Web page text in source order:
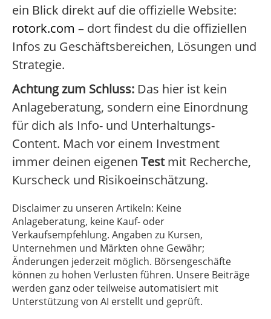
ein Blick direkt auf die offizielle Website:
rotork.com – dort findest du die offiziellen
Infos zu Geschäftsbereichen, Lösungen und
Strategie.
Achtung zum Schluss: Das hier ist kein
Anlageberatung, sondern eine Einordnung
für dich als Info- und Unterhaltungs-
Content. Mach vor einem Investment
immer deinen eigenen Testmit Recherche,
Kurscheck und Risikoeinschätzung.
Disclaimer zu unseren Artikeln: Keine
Anlageberatung, keine Kauf- oder
Verkaufsempfehlung. Angaben zu Kursen,
Unternehmen und Märkten ohne Gewähr;
Änderungen jederzeit möglich. Börsengeschäfte
können zu hohen Verlusten führen. Unsere Beiträge
werden ganz oder teilweise automatisiert mit
Unterstützung von AI erstellt und geprüft.